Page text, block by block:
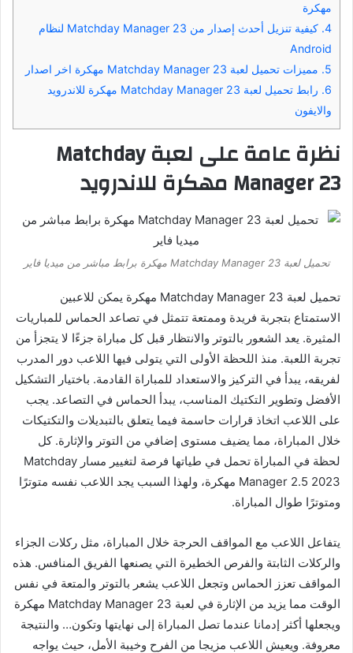
مهكرة
4.
كيفية تنزيل أحدث إصدار من Matchday Manager 23 لنظام
Android
5. مميزات تحميل لعبة Matchday Manager 23 مهكرة اخر اصدار
6.
رابط تحميل لعبة Matchday Manager 23 مهكرة للاندرويد
والايفون
نظرة عامة على لعبة Matchday
Manager 23 مهكرة للاندرويد
تحميل لعبة Matchday Manager 23 مهكرة برابط مباشر من ميديا ​​فاير
تحميل لعبة Matchday Manager 23 مهكرة يمكن للاعبين
الاستمتاع بتجربة فريدة وممتعة تتمثل في تصاعد الحماس للمباريات
المثيرة. يعد الشعور بالتوتر والانتظار قبل كل مباراة جزءًا لا يتجزأ من
تجربة اللعبة. منذ اللحظة الأولى التي يتولى فيها اللاعب دور المدرب
لفريقه، يبدأ في التركيز والاستعداد للمباراة القادمة. باختيار التشكيل
الأفضل وتطوير التكتيك المناسب، يبدأ الحماس في التصاعد. يجب
على اللاعب اتخاذ قرارات حاسمة فيما يتعلق بالتبديلات والتكتيكات
خلال المباراة، مما يضيف مستوى إضافي من التوتر والإثارة. كل
لحظة في المباراة تحمل في طياتها فرصة لتغيير مسار Matchday
Manager 2.5 2023 مهكرة، ولهذا السبب يجد اللاعب نفسه متوترًا
ومتوترًا طوال المباراة.
يتفاعل اللاعب مع المواقف الحرجة خلال المباراة، مثل ركلات الجزاء
والركلات الثابتة والفرص الخطيرة التي يصنعها الفريق المنافس. هذه
المواقف تعزز الحماس وتجعل اللاعب يشعر بالتوتر والمتعة في نفس
الوقت مما يزيد من الإثارة في لعبة Matchday Manager 23 مهكرة
ويجعلها أكثر إدمانا عندما تصل المباراة إلى نهايتها وتكون… والنتيجة
معروفة. ويعيش اللاعب مزيجا من الفرح وخيبة الأمل، حيث يواجه